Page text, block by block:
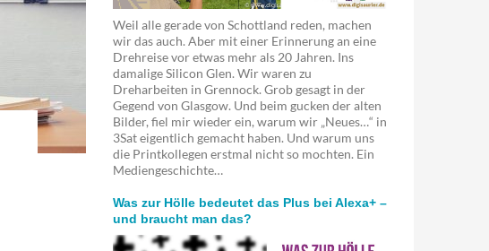
Weil alle gerade von Schottland reden, machen
wir das auch. Aber mit einer Erinnerung an eine
Drehreise vor etwas mehr als 20 Jahren. Ins
damalige Silicon Glen. Wir waren zu
Dreharbeiten in Grennock. Grob gesagt in der
Gegend von Glasgow. Und beim gucken der alten
Bilder, fiel mir wieder ein, warum wir „Neues…“ in
3Sat eigentlich gemacht haben. Und warum uns
die Printkollegen erstmal nicht so mochten. Ein
Mediengeschichte…
Was zur Hölle bedeutet das Plus bei Alexa+ –
und braucht man das?